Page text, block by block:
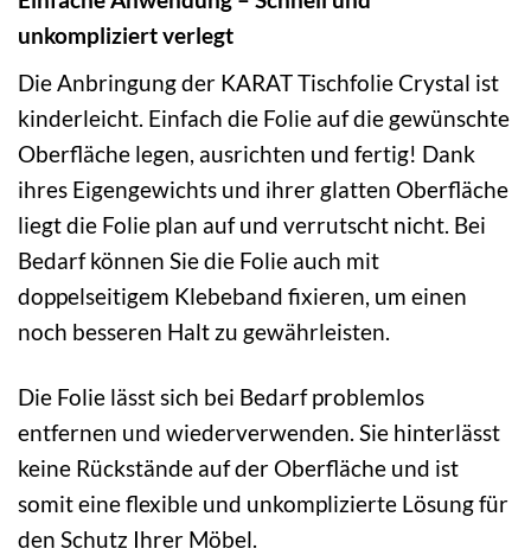
unkompliziert verlegt
Die Anbringung der KARAT Tischfolie Crystal ist
kinderleicht. Einfach die Folie auf die gewünschte
Oberfläche legen, ausrichten und fertig! Dank
ihres Eigengewichts und ihrer glatten Oberfläche
liegt die Folie plan auf und verrutscht nicht. Bei
Bedarf können Sie die Folie auch mit
doppelseitigem Klebeband fixieren, um einen
noch besseren Halt zu gewährleisten.
Die Folie lässt sich bei Bedarf problemlos
entfernen und wiederverwenden. Sie hinterlässt
keine Rückstände auf der Oberfläche und ist
somit eine flexible und unkomplizierte Lösung für
den Schutz Ihrer Möbel.